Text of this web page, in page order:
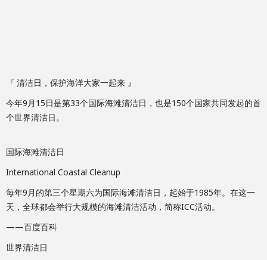
『 清洁日，保护海洋大家一起来 』
今年9月15日是第33个国际海滩清洁日，也是150个国家共同发起的首
个世界清洁日。
国际海滩清洁日
International Coastal Cleanup
每年9月的第三个星期六为国际海滩清洁日，起始于1985年。在这一
天，全球都会举行大规模的海滩清洁活动，简称ICC活动。
——百度百科
世界清洁日